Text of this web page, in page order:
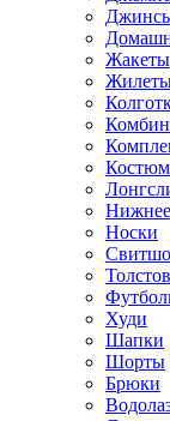
Жакеты
Нижнее
Носки
Худи
Шапки
Шорты
Брюки